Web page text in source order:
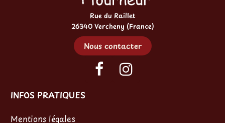
Rue du Raillet
26340 Vercheny (France)
Nous contacter
INFOS PRATIQUES
Mentions légales